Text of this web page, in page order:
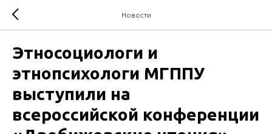
Новости
Этносоциологи и
этнопсихологи МГППУ
выступили на
всероссийской конференции